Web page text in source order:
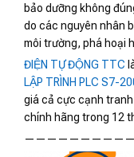
bảo dưỡng không
do các nguyên nhân
môi trường, phá hoại
ĐIỆN TỰ ĐỘNG TTC
LẬP TRÌNH PLC S7-
giá cả cực cạnh
chính hãng trong 12